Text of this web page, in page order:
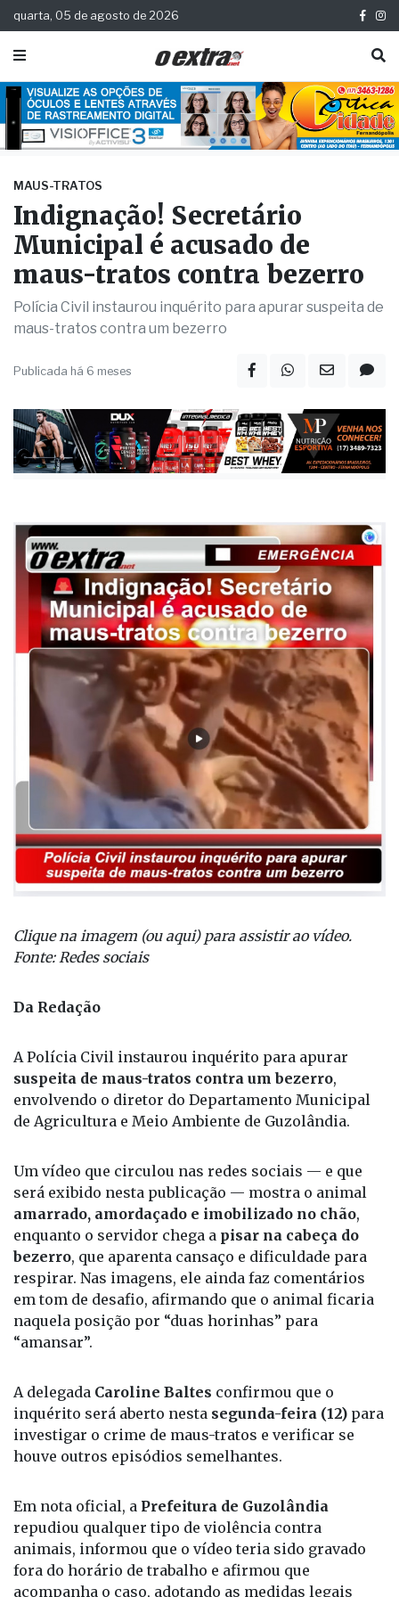
quarta, 05 de agosto de 2026
MAUS-TRATOS
Indignação! Secretário
Municipal é acusado de
maus-tratos contra bezerro
Polícia Civil instaurou inquérito para apurar suspeita de
Clique na imagem (ou aqui) para assistir ao vídeo.
A Polícia Civil instaurou inquérito para apurar
suspeita de maus-tratos contra um bezerro,
envolvendo o diretor do Departamento Municipal
Um vídeo que circulou nas redes sociais — e que
será exibido nesta publicação — mostra o animal
amarrado, amordaçado e imobilizado no chão,
enquanto o servidor chega apisar na cabeça do
bezerro, que aparenta cansaço e dificuldade para
respirar. Nas imagens, ele ainda faz comentários
em tom de desafio, afirmando que o animal ficaria
naquela posição por “duas horinhas” para
A delegadaCaroline Baltes confirmou que o
inquérito será aberto nestasegunda-feira (12)para
investigar o crime de maus-tratos e verificar se
Em nota oficial, aPrefeitura de Guzolândia
repudiou qualquer tipo de violência contra
animais, informou que o vídeo teria sido gravado